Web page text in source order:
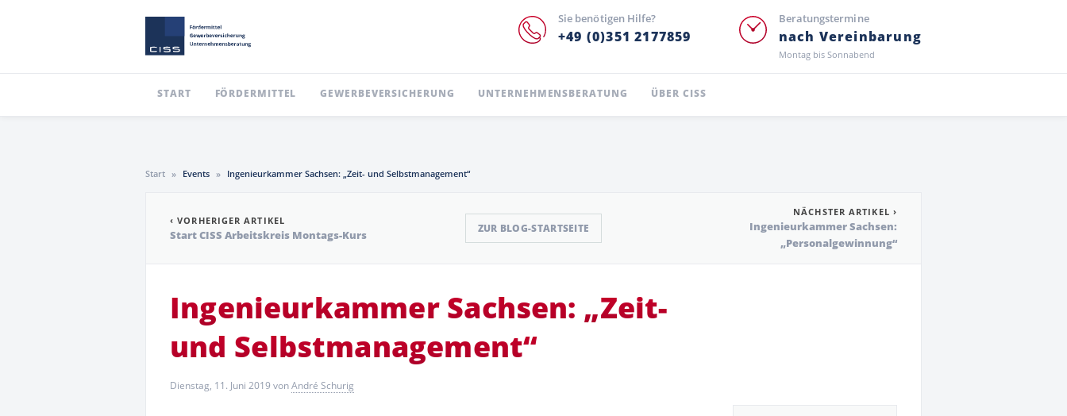
Sie benötigen Hilfe?
+49 (0)351 2177859
Beratungstermine
nach Vereinbarung
Montag bis Sonnabend
START FÖRDERMITTEL GEWERBEVERSICHERUNG UNTERNEHMENSBERATUNG ÜBER CISS
Start » Events » Ingenieurkammer Sachsen: „Zeit- und Selbstmanagement“
‹ VORHERIGER ARTIKEL
Start CISS Arbeitskreis Montags-Kurs ZUR BLOG-STARTSEITE
NÄCHSTER ARTIKEL ›
Ingenieurkammer Sachsen:
„Personalgewinnung“
Ingenieurkammer Sachsen: „Zeit-
und Selbstmanagement“
Dienstag, 11. Juni 2019 vonAndré Schurig